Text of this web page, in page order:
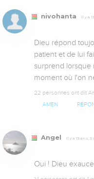
nivohanta Il y a
Dieu répond
patient et de lui
surprend lorsque
moment où l'on
22 personnes ont dit
AMEN
Angel Il y a 13 ans,
Oui ! Dieu